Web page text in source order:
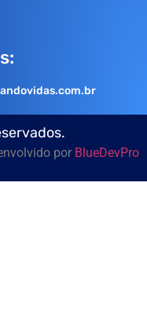
por BlueDevPro